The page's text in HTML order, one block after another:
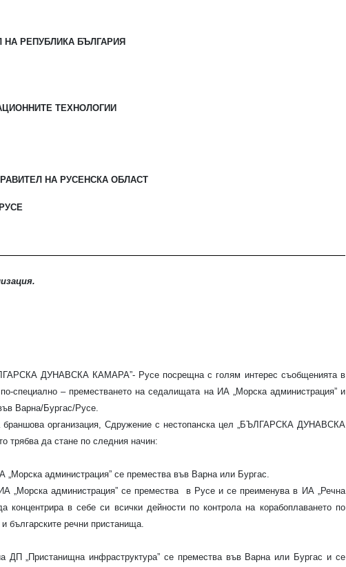
РЕПУБЛИКА БЪЛГАРИЯ
ТЕХНОЛОГИИ
НА РУСЕНСКА ОБЛАСТ
ДУНАВСКА КАМАРА”- Русе посрещна с голям интерес съобщенията в
специално – преместването на седалищата на ИА „Морска администрация” и
Варна/Бургас/Русе.
браншова организация, Сдружение с нестопанска цел „БЪЛГАРСКА ДУНАВСКА
трябва да стане по следния начин:
администрация” се премества във Варна или Бургас.
„Морска администрация” се премества
в Русе и се преименува в ИА „Речна
концентрира в себе си всички дейности по контрола на корабоплаването по
българските речни пристанища.
ДП „Пристанищна инфраструктура” се премества във Варна или Бургас и се